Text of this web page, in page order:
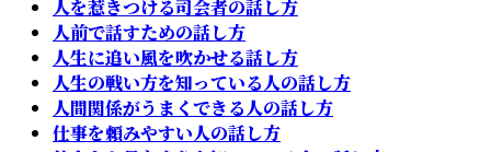
人を惹きつける司会者の話し方
人前で話すための話し方
人生に追い風を吹かせる話し方
人生の戦い方を知っている人の話し方
人間関係がうまくできる人の話し方
仕事を頼みやすい人の話し方